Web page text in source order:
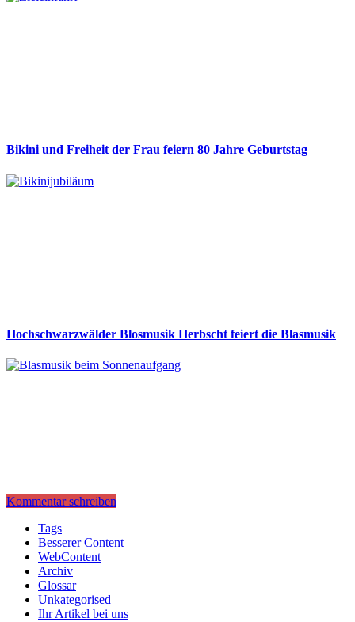
Bikini und Freiheit der Frau feiern 80 Jahre Geburtstag
Hochschwarzwälder Blosmusik Herbscht feiert die Blasmusik
Kommentar schreiben
Tags
Besserer Content
WebContent
Archiv
Glossar
Unkategorised
Ihr Artikel bei uns